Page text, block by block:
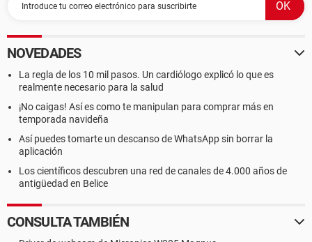
NOVEDADES
La regla de los 10 mil pasos. Un cardiólogo explicó lo que es
realmente necesario para la salud
¡No caigas! Así es como te manipulan para comprar más en
temporada navideña
Así puedes tomarte un descanso de WhatsApp sin borrar la
aplicación
Los científicos descubren una red de canales de 4.000 años de
antigüedad en Belice
CONSULTA TAMBIÉN